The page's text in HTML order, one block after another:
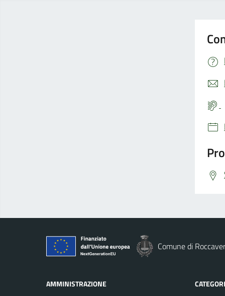
Comune di
AMMINISTRAZIONE